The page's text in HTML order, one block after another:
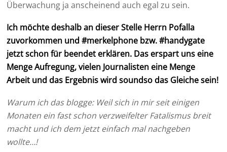
Überwachung ja anscheinend auch egal zu sein.
Ich möchte deshalb an dieser Stelle Herrn Pofalla
zuvorkommen und #merkelphone bzw. #handygate
jetzt schon für beendet erklären. Das erspart uns eine
Menge Aufregung, vielen Journalisten eine Menge
Arbeit und das Ergebnis wird soundso das Gleiche sein!
Warum ich das blogge: Weil sich in mir seit einigen
Monaten ein fast schon verzweifelter Fatalismus breit
macht und ich dem jetzt einfach mal nachgeben
wollte…!